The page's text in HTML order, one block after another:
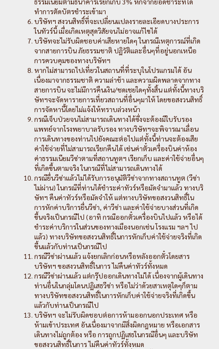
ทำการตัดบัตรชำระเข้ามา
บริษัทฯ สงวนสิทธิ์ที่จะเปลี่ยนแปลงรายละเอียดบางประการ
ในทัวร์นี้ เมื่อเกิดเหตุสุดวิสัยจนไม่อาจแก้ไขได้
บริษัทจะไม่รับผิดชอบค่าเสียหายใดๆ ในกรณีเหตุการณ์ที่เกิด
จากสายการบิน ภัยธรรมชาติ ปฏิวัติและอื่นๆที่อยู่นอกเหนือ
การควบคุมของทางบริษัทฯ
หากไม่สามารถไปเที่ยวในสถานที่ที่ระบุในโปรแกรมได้ อัน
เนื่องมาจากธรรมชาติ ความล่าช้า และความผิดพลาดจากทาง
สายการบิน จะไม่มีการคืนเงิน/ชดเชยใดๆทั้งสิ้น แต่ทั้งนี้ทางบริ
ษัทฯจะจัดหารายการเที่ยวสถานที่อื่นๆมาให้ โดยขอสงวนสิทธิ์
การจัดหานี้โดยไม่แจ้งให้ทราบล่วงหน้า
กรณีเจ็บป่วยจนไม่สามารถเดินทางได้ซึ่งจะต้องมีใบรับรอง
แพทย์จากโรงพยาบาลรับรอง ทางบริษัทฯจะพิจารณาเลื่อน
การเดินทางของท่านไปยังคณะต่อไปแต่ทั้งนี้ท่านจะต้องเสีย
ค่าใช้จ่ายที่ไม่สามารถเรียกคืนได้ เช่นค่าตั๋วเครื่องบินค่าห้อง
ค่าธรรมเนียมวีซ่าตามที่สถานทูตฯ เรียกเก็บ และค่าใช้จ่ายอื่นๆ
ที่เกิดขึ้นตามจริง ในกรณีที่ไม่สามารถเดินทางได้
กรณียื่นวีซ่าแล้วไม่ได้รับการอนุมัติวีซ่าจากทางสถานทูต (วีซ่า
ไม่ผ่าน) ในกรณีที่ท่านได้ชำระค่าทัวร์หรือมัดจำมาแล้ว ทางบริ
ษัทฯ คืนค่าทัวร์หรือมัดจำให้ แต่ทางบริษัทขอสงวนสิทธิ์ใน
การหักค่าบริการยื่นวีซ่า, ค่าวีซ่า และค่าใช้จ่ายบางส่วนที่เกิด
ขึ้นจริงเป็นกรณีไป (อาทิ กรณีออกตั๋วเครื่องบินไปแล้ว หรือได้
ชำระค่าบริการในส่วนของทางเมืองนอกเช่น โรงแรม ฯลฯ ไป
แล้ว) ทางบริษัทขอสงวนสิทธิ์ในการหักเก็บค่าใช้จ่ายจริงที่เกิด
ขึ้นแล้วกับท่านเป็นกรณีไป
กรณีวีซ่าผ่านแล้ว แจ้งยกเลิกก่อนหรือหลังออกตั๋วโดยสาร
บริษัทฯ ขอสงวนสิทธิ์ในการ ไม่คืนค่าทัวร์ทั้งหมด
กรณีวีซ่าผ่านแล้ว แต่กรุ๊ปออกเดินทางไม่ได้ เนื่องจากผู้เดินทาง
ท่านอื่นในกลุ่มโดนปฏิเสธวีซ่า หรือไม่ว่าด้วยสาเหตุใดๆก็ตาม
ทางบริษัทขอสงวนสิทธิ์ในการหักเก็บค่าใช้จ่ายจริงที่เกิดขึ้น
แล้วกับท่านเป็นกรณีไป
บริษัทฯ จะไม่รับผิดชอบต่อการห้ามออกนอกประเทศ หรือ
ห้ามเข้าประเทศ อันเนื่องมาจากมีสิ่งผิดกฎหมาย หรือเอกสาร
เดินทางไม่ถูกต้อง หรือ การถูกปฏิเสธในกรณีอื่นๆ และบริษัท
ขอสงวนสิทธิ์ในการ ไม่คืนค่าทัวร์ทั้งหมด